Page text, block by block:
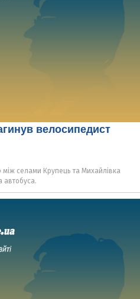
велосипедист
між селами Крупець та Михайлівка
автобуса.